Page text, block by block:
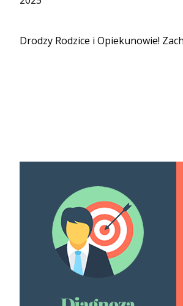
Drodzy Rodzice i Opiekunowie!